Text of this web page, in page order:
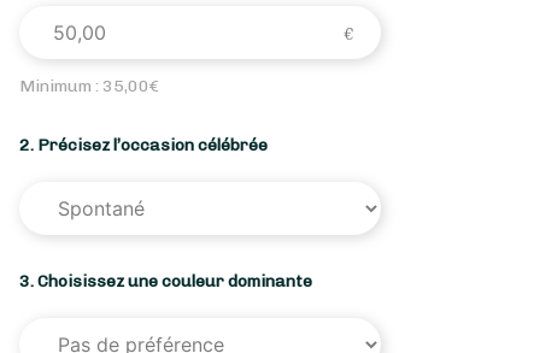
Minimum : 35,00€
2. Précisez l’occasion célébrée
3. Choisissez une couleur dominante